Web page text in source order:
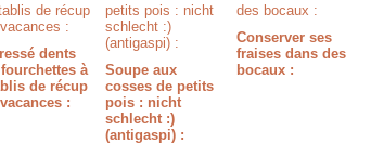
dents
à
de récup
:
Soupe aux
cosses de petits
pois : nicht
schlecht :)
(antigaspi) :
Conserver ses
fraises dans des
bocaux :